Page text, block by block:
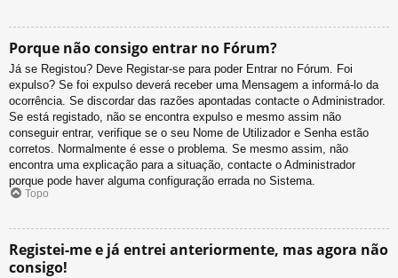
Porque não consigo entrar no Fórum?
Já se Registou? Deve Registar-se para poder Entrar no Fórum. Foi
expulso? Se foi expulso deverá receber uma Mensagem a informá-lo da
ocorrência. Se discordar das razões apontadas contacte o Administrador.
Se está registado, não se encontra expulso e mesmo assim não
conseguir entrar, verifique se o seu Nome de Utilizador e Senha estão
corretos. Normalmente é esse o problema. Se mesmo assim, não
encontra uma explicação para a situação, contacte o Administrador
porque pode haver alguma configuração errada no Sistema.
Topo
Registei-me e já entrei anteriormente, mas agora não
consigo!